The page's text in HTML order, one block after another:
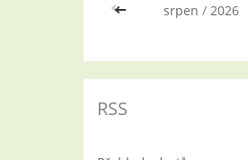
<< srpen / 2026
RSS